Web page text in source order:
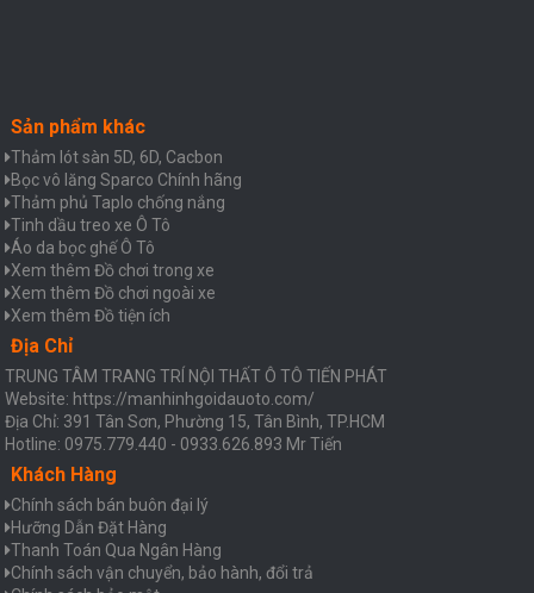
Sản phẩm khác
Thảm lót sàn 5D, 6D, Cacbon
Bọc vô lăng Sparco Chính hãng
Thảm phủ Taplo chống nắng
Tinh dầu treo xe Ô Tô
Áo da bọc ghế Ô Tô
Xem thêm Đồ chơi trong xe
Xem thêm Đồ chơi ngoài xe
Xem thêm Đồ tiện ích
Địa Chỉ
TRUNG TÂM TRANG TRÍ NỘI THẤT Ô TÔ TIẾN PHÁT
Website: https://manhinhgoidauoto.com/
Địa Chỉ: 391 Tân Sơn, Phường 15, Tân Bình, TP.HCM
Hotline: 0975.779.440 - 0933.626.893 Mr Tiến
Khách Hàng
Chính sách bán buôn đại lý
Hưỡng Dẫn Đặt Hàng
Thanh Toán Qua Ngân Hàng
Chính sách vận chuyển, bảo hành, đổi trả